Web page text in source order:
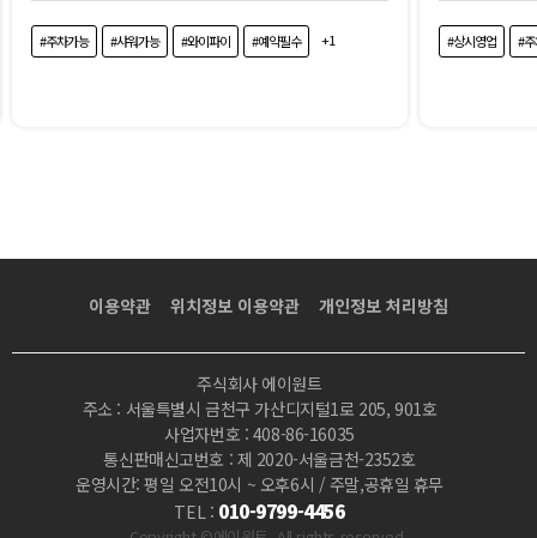
#주차가능 #샤워가능 #와이파이 #예약필수 +1 #상시영업 #
이용약관 위치정보 이용약관 개인정보 처리방침
주식회사 에이원트
주소 : 서울특별시 금천구 가산디지털1로 205, 901호
사업자번호 : 408-86-16035
통신판매신고번호 : 제 2020-서울금천-2352호
운영시간: 평일 오전10시 ~ 오후6시 / 주말,공휴일 휴무
TEL : 010-9799-4456